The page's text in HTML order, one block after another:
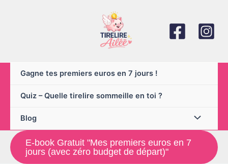
Gagne tes premiers euros en 7 jours !
Quiz – Quelle tirelire sommeille en toi ?
Blog
E-book Gratuit "Mes premiers euros en 7
jours (avec zéro budget de départ)"